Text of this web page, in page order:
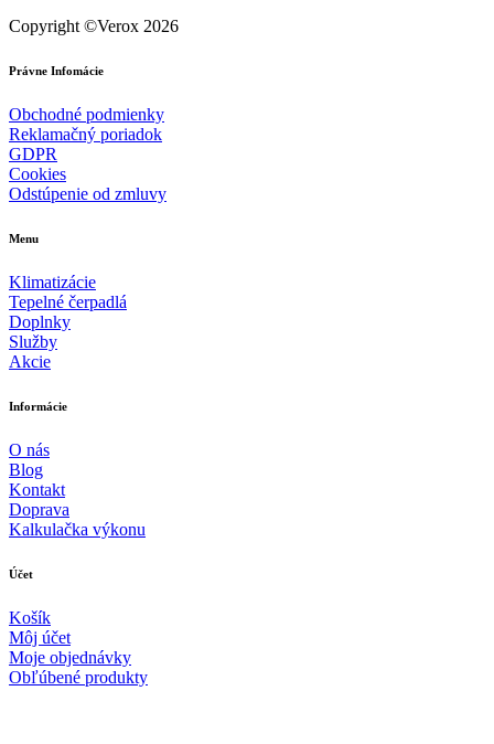
Copyright ©Verox 2026
Právne Infomácie
Obchodné podmienky
Reklamačný poriadok
GDPR
Cookies
Odstúpenie od zmluvy
Menu
Klimatizácie
Tepelné čerpadlá
Doplnky
Služby
Akcie
Informácie
O nás
Blog
Kontakt
Doprava
Kalkulačka výkonu
Účet
Košík
Môj účet
Moje objednávky
Obľúbené produkty